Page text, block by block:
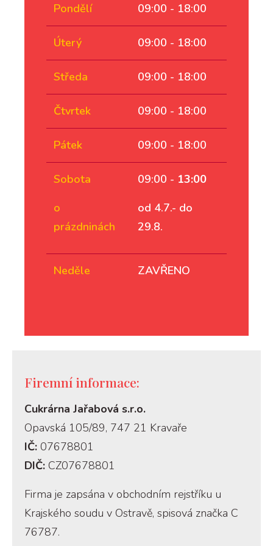
Pondělí
09:00 - 18:00
Úterý 09:00 - 18:00
Středa 09:00 - 18:00
Čtvrtek 09:00 - 18:00
Pátek 09:00 - 18:00
Sobota
o
prázdninách
09:00 - 13:00
od 4.7.- do
29.8.
Neděle ZAVŘENO
Firemní informace:
Cukrárna Jařabová s.r.o.
Opavská 105/89, 747 21 Kravaře
IČ: 07678801
DIČ: CZ07678801
Firma je zapsána v obchodním rejstříku u
Krajského soudu v Ostravě, spisová značka C
76787.